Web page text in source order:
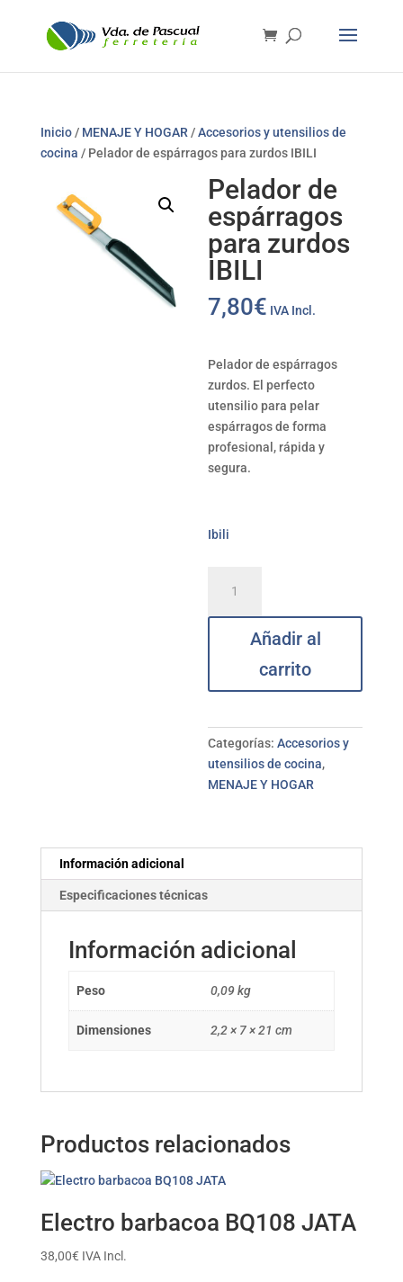
Inicio/ MENAJE Y HOGAR /Accesorios y utensilios de
cocina / Pelador de espárragos para zurdos IBILI
Pelador de
espárragos
para zurdos
IBILI
7,80€ IVA Incl.
Pelador de espárragos
zurdos. El perfecto
utensilio para pelar
espárragos de forma
profesional, rápida y
segura.
Ibili
espárragos
Añadir al
carrito
Categorías:Accesorios y
utensilios de cocina,
MENAJE Y HOGAR
Información adicional
Especificaciones técnicas
Información adicional
Peso 0,09 kg
Dimensiones 2,2 × 7 × 21 cm
Productos relacionados
Electro barbacoa BQ108 JATA
38,00€ IVA Incl.